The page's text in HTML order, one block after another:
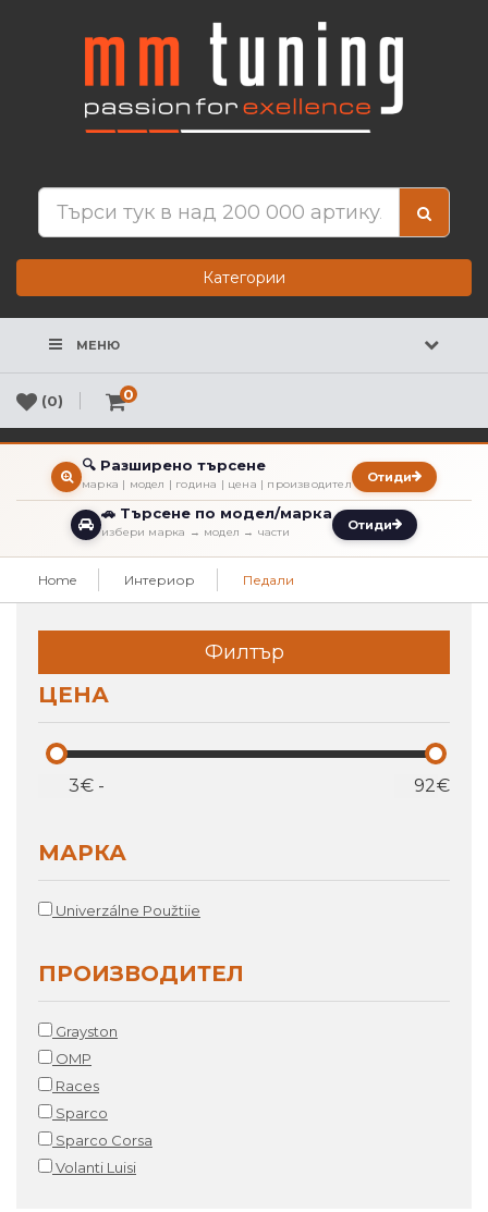
Категории
МЕНЮ
(0) 0
🔍 Разширено търсене
марка | модел | година | цена | производител Отиди
🚗 Търсене по модел/марка
избери марка → модел → части Отиди
Home Интериор Педали
Филтър
ЦЕНА
€ - €
МАРКА
Univerzálne Použtiie
ПРОИЗВОДИТЕЛ
Grayston
OMP
Races
Sparco
Sparco Corsa
Volanti Luisi